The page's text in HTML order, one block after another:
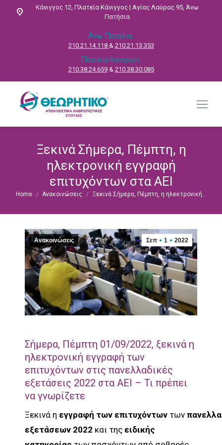
Κάνιγγος 12, Πλατεία Κάνιγγος | Αγίας Λαύρας 95, Άνω
Πατήσια
Άνω Πατήσια:
210.21.14.118 & 210.21.13.353
Πλατεία Κάνιγγος:
210.38.24.659& 210.38.30.085
Ξεκινά Σήμερα, Πέμπτη, η
ηλεκτρονική εγγραφή
επιτυχόντων στα ΑΕΙ
You are here:
Home Ανακοινώσεις Ξεκινά Σήμερα, Πέμπτη, η ηλεκτρονική…
Σεπ 1 2022
Ανακοινώσεις
Σήμερα, Πέμπτη 01/09/2022, ξεκινά η
ηλεκτρονική εγγραφή των
επιτυχόντων στις πανελλαδικές
εξετάσεις 2022 στα ΑΕΙ – Τι πρέπει
να γνωρίζετε
Ξεκινά η εγγραφή των επιτυχόντων των
εξετάσεων 2022 και της ειδικής